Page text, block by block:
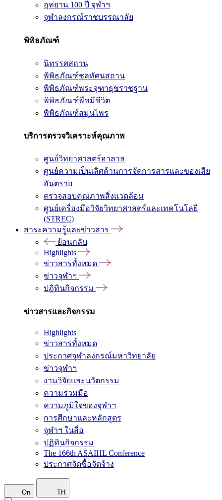
อุทยาน 100 ปี จุฬาฯ
จุฬาลงกรณ์ราชบรรณาลัย
พิพิธภัณฑ์
นิทรรศสถาน
พิพิธภัณฑ์ชลทัศนสถาน
พิพิธภัณฑ์พระจุฑาธุชราชฐาน
พิพิธภัณฑ์พืชมีชีวิต
พิพิธภัณฑ์สมุนไพร
บริการตรวจวิเคราะห์คุณภาพ
ศูนย์วิทยาศาสตร์ฮาลาล
ศูนย์ความเป็นเลิศด้านการจัดการสารและของเสีย
อันตราย
ตรวจสอบคุณภาพสิ่งแวดล้อม
ศูนย์เครื่องมือวิจัยวิทยาศาสตร์และเทคโนโลยี
(STREC)
สาระความรู้และข่าวสาร
ย้อนกลับ
Highlights
ข่าวสารทั้งหมด
ข่าวจุฬาฯ
ปฏิทินกิจกรรม
ข่าวสารและกิจกรรม
Highlights
ข่าวสารทั้งหมด
ประกาศจุฬาลงกรณ์มหาวิทยาลัย
ข่าวจุฬาฯ
งานวิจัยและนวัตกรรม
ความร่วมมือ
ความภูมิใจของจุฬาฯ
การศึกษาและหลักสูตร
จุฬาฯ ในสื่อ
ปฏิทินกิจกรรม
The 166th ASAIHL Conference
ประกาศจัดซื้อจัดจ้าง
On TH